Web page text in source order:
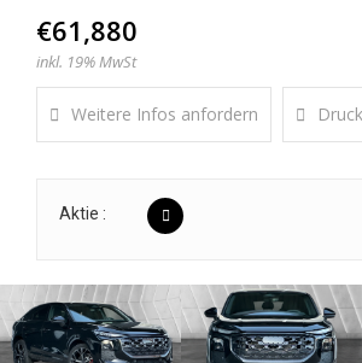
€61,880
inkl. 19% MwSt
Weitere Infos anfordern
Aktie :